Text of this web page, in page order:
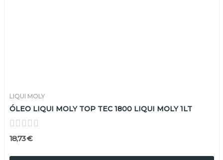
LIQUI MOLY
ÓLEO LIQUI MOLY TOP TEC 1800 LIQUI MOLY 1LT
18,73 €